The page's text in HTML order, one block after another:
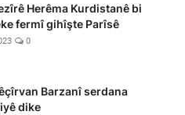
Herêma Kurdistanê bi
fermî gihîşte Parîsê
0
Barzanî serdana
dike